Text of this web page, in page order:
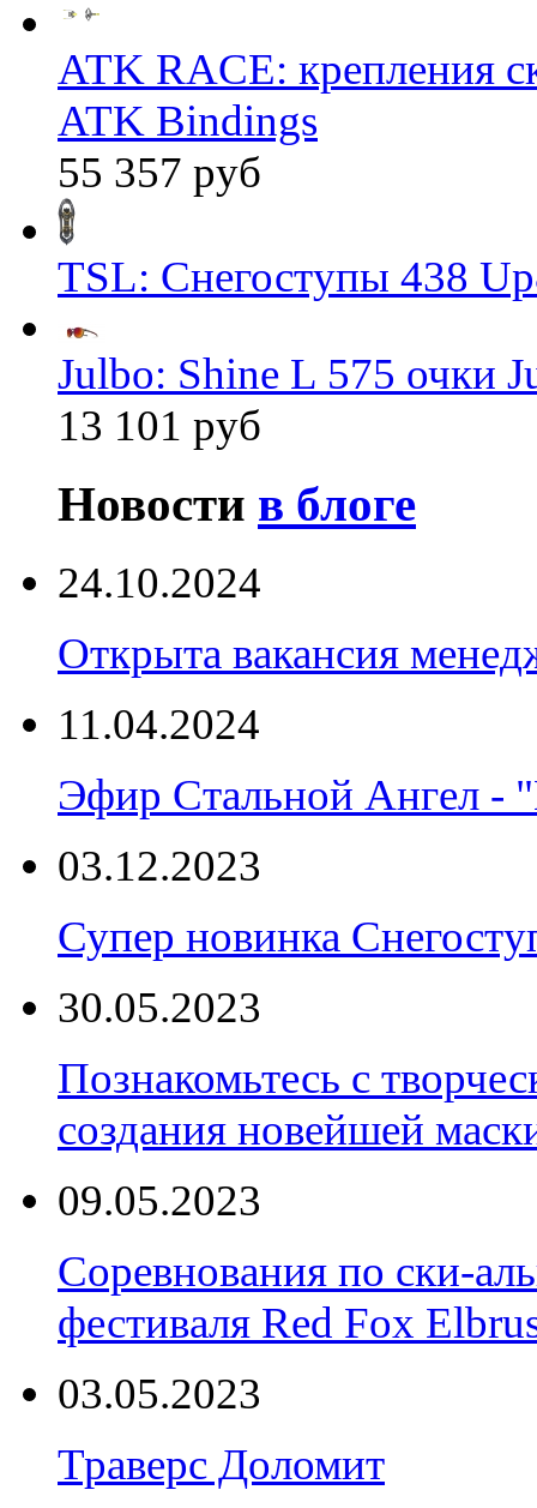
ATK RACE: крепления
ATK Bindings
55 357 руб
TSL: Снегоступы 438
Julbo: Shine L 575 очки
13 101 руб
Новости в блоге
24.10.2024
Открыта вакансия
11.04.2024
Эфир Стальной Ангел -
03.12.2023
Супер новинка
30.05.2023
Познакомьтесь с
создания новейшей
09.05.2023
Соревнования по ски-
фестиваля Red Fox
03.05.2023
Траверс Доломит